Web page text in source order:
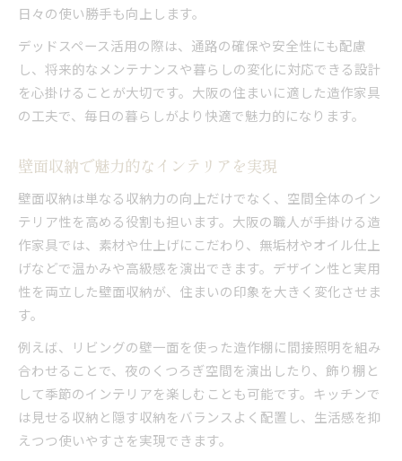
日々の使い勝手も向上します。
デッドスペース活用の際は、通路の確保や安全性にも配慮
し、将来的なメンテナンスや暮らしの変化に対応できる設計
を心掛けることが大切です。大阪の住まいに適した造作家具
の工夫で、毎日の暮らしがより快適で魅力的になります。
壁面収納で魅力的なインテリアを実現
壁面収納は単なる収納力の向上だけでなく、空間全体のイン
テリア性を高める役割も担います。大阪の職人が手掛ける造
作家具では、素材や仕上げにこだわり、無垢材やオイル仕上
げなどで温かみや高級感を演出できます。デザイン性と実用
性を両立した壁面収納が、住まいの印象を大きく変化させま
す。
例えば、リビングの壁一面を使った造作棚に間接照明を組み
合わせることで、夜のくつろぎ空間を演出したり、飾り棚と
して季節のインテリアを楽しむことも可能です。キッチンで
は見せる収納と隠す収納をバランスよく配置し、生活感を抑
えつつ使いやすさを実現できます。